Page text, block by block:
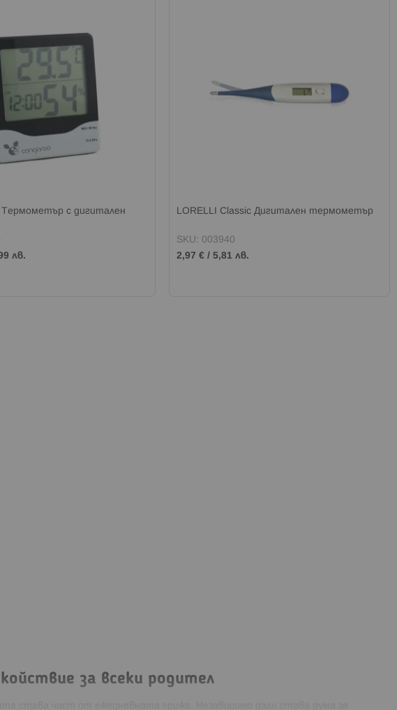
Термометър с дигитален
лв.
LORELLI Classic Дигитален термометър
SKU: 003940
2,97 € / 5,81 лв.
за всеки родител